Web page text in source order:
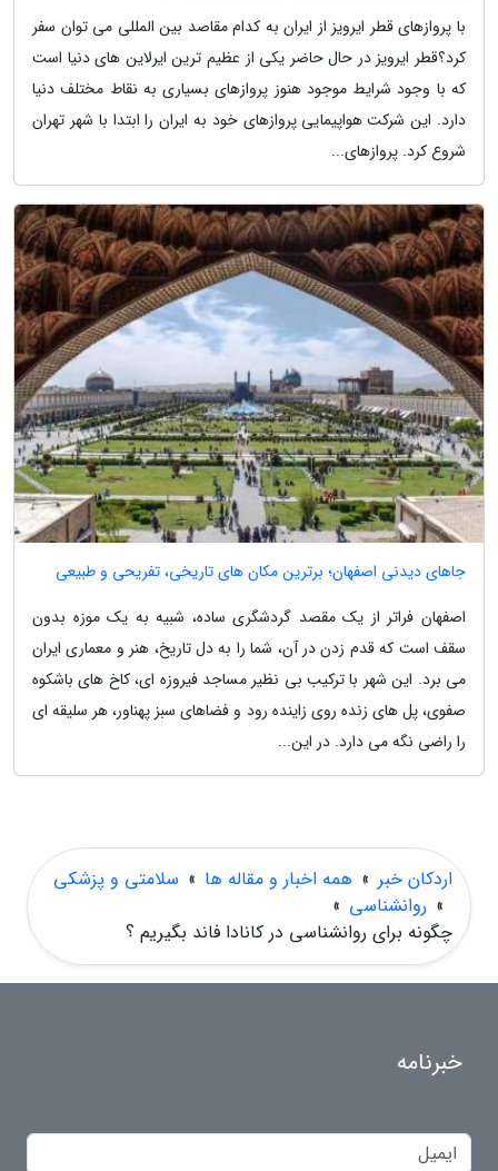
با پروازهای قطر ایرویز از ایران به کدام مقاصد بین المللی می توان سفر
کرد؟قطر ایرویز در حال حاضر یکی از عظیم ترین ایرلاین های دنیا است
که با وجود شرایط موجود هنوز پروازهای بسیاری به نقاط مختلف دنیا
دارد. این شرکت هواپیمایی پروازهای خود به ایران را ابتدا با شهر تهران
شروع کرد. پروازهای...
جاهای دیدنی اصفهان؛ برترین مکان های تاریخی، تفریحی و طبیعی
اصفهان فراتر از یک مقصد گردشگری ساده، شبیه به یک موزه بدون
سقف است که قدم زدن در آن، شما را به دل تاریخ، هنر و معماری ایران
می برد. این شهر با ترکیب بی نظیر مساجد فیروزه ای، کاخ های باشکوه
صفوی، پل های زنده روی زاینده رود و فضاهای سبز پهناور، هر سلیقه ای
را راضی نگه می دارد. در این...
اردکان خبر » همه اخبار و مقاله ها » سلامتی و پزشکی
» روانشناسی »
چگونه برای روانشناسی در کانادا فاند بگیریم ؟
خبرنامه